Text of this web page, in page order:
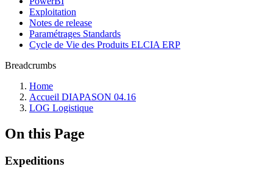
Exploitation
Notes de release
Paramétrages Standards
Cycle de Vie des Produits ELCIA ERP
Breadcrumbs
Home
Accueil DIAPASON 04.16
LOG Logistique
On this Page
Expeditions